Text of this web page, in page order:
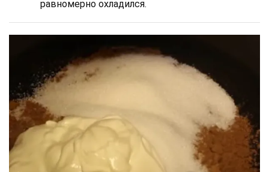
равномерно охладился.